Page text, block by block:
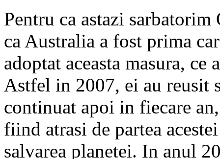
Pentru ca astazi
ca Australia a fost prima
adoptat aceasta masura,
Astfel in 2007, ei au reusit
continuat apoi in fiecare
fiind atrasi de partea
salvarea planetei. In anul